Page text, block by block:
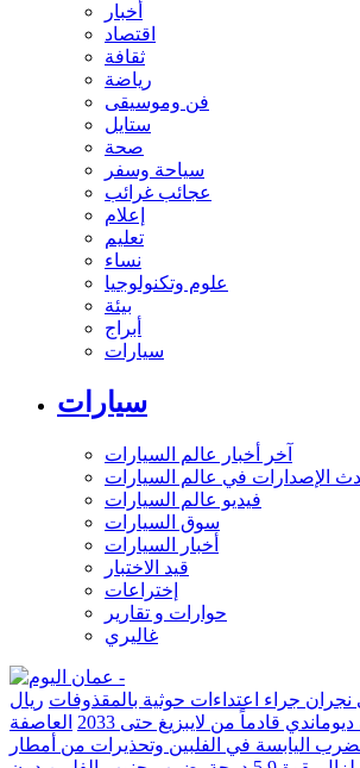
أخبار
اقتصاد
ثقافة
رياضة
فن وموسيقى
ستايل
صحة
سياحة وسفر
عجائب غرائب
إعلام
تعليم
نساء
علوم وتكنولوجيا
بيئة
أبراج
سيارات
سيارات
آخر أخبار عالم السيارات
الإصدارات في عالم السيارات
فيديو عالم السيارات
سوق السيارات
أخبار السيارات
قيد الاختبار
إختراعات
حوارات و تقارير
غاليري
ريال
قادماً من لايبزيغ حتى 2033
العاصفة
تضرب اليابسة في الفلبين وتحذيرات من أمطار